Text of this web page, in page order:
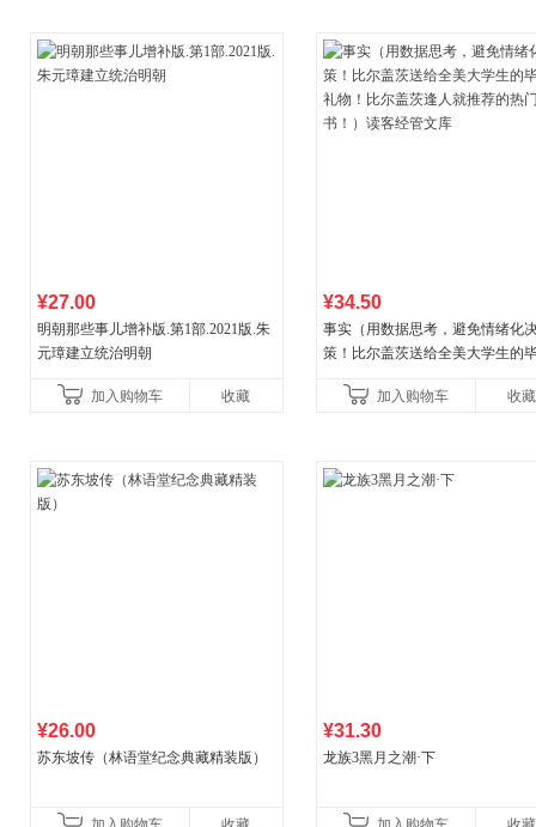
¥27.00
明朝那些事儿增补版.第1部.2021版.朱
元璋建立统治明朝
加入购物车 收藏
¥34.50
事实（用数据思考，避免情绪化
策！比尔盖茨送给全美大学生的
书！）读客经管文库
加入购物车 收藏
¥26.00
苏东坡传（林语堂纪念典藏精装版）
¥31.30
龙族3黑月之潮·下